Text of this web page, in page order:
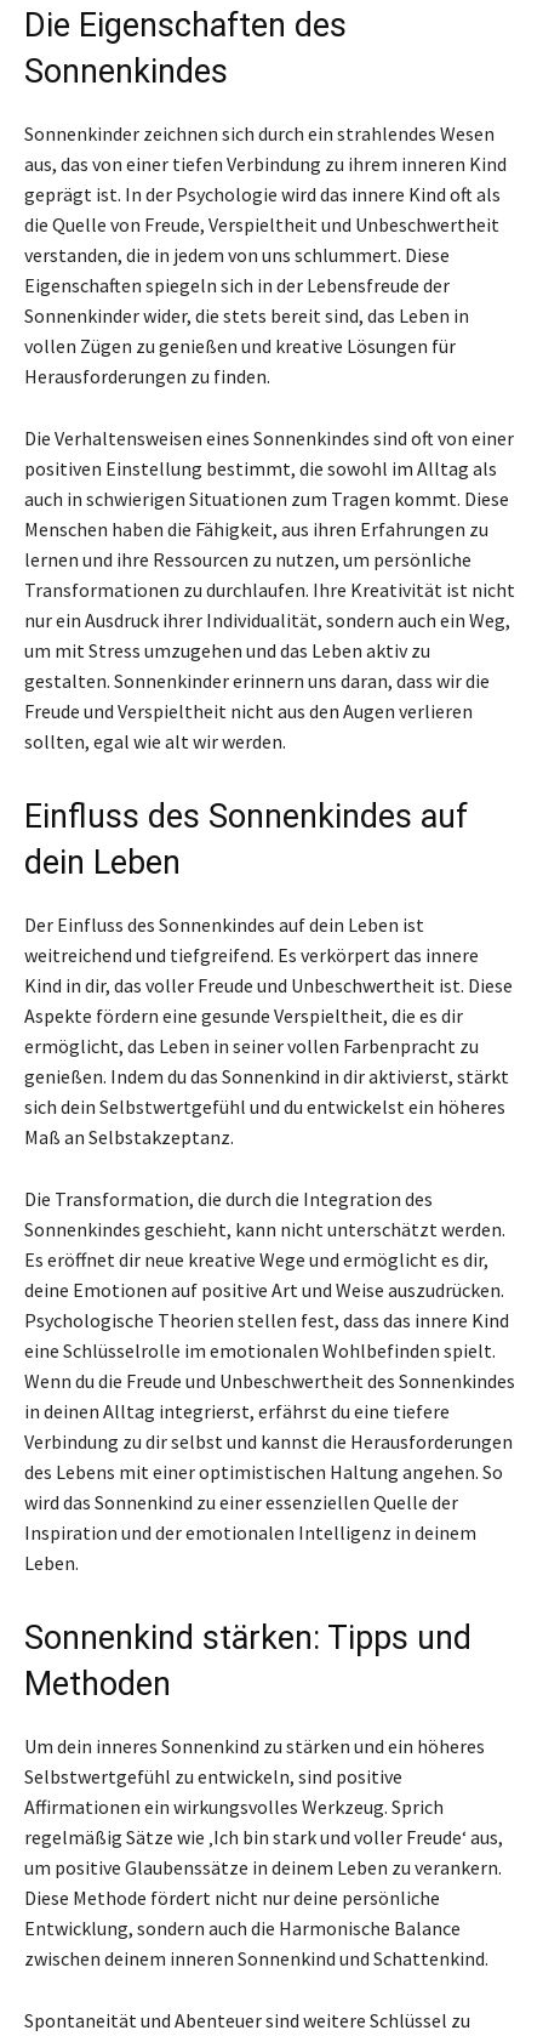
Die Eigenschaften des
Sonnenkindes
Sonnenkinder zeichnen sich durch ein strahlendes Wesen
aus, das von einer tiefen Verbindung zu ihrem inneren Kind
geprägt ist. In der Psychologie wird das innere Kind oft als
die Quelle von Freude, Verspieltheit und Unbeschwertheit
verstanden, die in jedem von uns schlummert. Diese
Eigenschaften spiegeln sich in der Lebensfreude der
Sonnenkinder wider, die stets bereit sind, das Leben in
vollen Zügen zu genießen und kreative Lösungen für
Herausforderungen zu finden.
Die Verhaltensweisen eines Sonnenkindes sind oft von einer
positiven Einstellung bestimmt, die sowohl im Alltag als
auch in schwierigen Situationen zum Tragen kommt. Diese
Menschen haben die Fähigkeit, aus ihren Erfahrungen zu
lernen und ihre Ressourcen zu nutzen, um persönliche
Transformationen zu durchlaufen. Ihre Kreativität ist nicht
nur ein Ausdruck ihrer Individualität, sondern auch ein Weg,
um mit Stress umzugehen und das Leben aktiv zu
gestalten. Sonnenkinder erinnern uns daran, dass wir die
Freude und Verspieltheit nicht aus den Augen verlieren
sollten, egal wie alt wir werden.
Einfluss des Sonnenkindes auf
dein Leben
Der Einfluss des Sonnenkindes auf dein Leben ist
weitreichend und tiefgreifend. Es verkörpert das innere
Kind in dir, das voller Freude und Unbeschwertheit ist. Diese
Aspekte fördern eine gesunde Verspieltheit, die es dir
ermöglicht, das Leben in seiner vollen Farbenpracht zu
genießen. Indem du das Sonnenkind in dir aktivierst, stärkt
sich dein Selbstwertgefühl und du entwickelst ein höheres
Maß an Selbstakzeptanz.
Die Transformation, die durch die Integration des
Sonnenkindes geschieht, kann nicht unterschätzt werden.
Es eröffnet dir neue kreative Wege und ermöglicht es dir,
deine Emotionen auf positive Art und Weise auszudrücken.
Psychologische Theorien stellen fest, dass das innere Kind
eine Schlüsselrolle im emotionalen Wohlbefinden spielt.
Wenn du die Freude und Unbeschwertheit des Sonnenkindes
in deinen Alltag integrierst, erfährst du eine tiefere
Verbindung zu dir selbst und kannst die Herausforderungen
des Lebens mit einer optimistischen Haltung angehen. So
wird das Sonnenkind zu einer essenziellen Quelle der
Inspiration und der emotionalen Intelligenz in deinem
Leben.
Sonnenkind stärken: Tipps und
Methoden
Um dein inneres Sonnenkind zu stärken und ein höheres
Selbstwertgefühl zu entwickeln, sind positive
Affirmationen ein wirkungsvolles Werkzeug. Sprich
regelmäßig Sätze wie ‚Ich bin stark und voller Freude‘ aus,
um positive Glaubenssätze in deinem Leben zu verankern.
Diese Methode fördert nicht nur deine persönliche
Entwicklung, sondern auch die Harmonische Balance
zwischen deinem inneren Sonnenkind und Schattenkind.
Spontaneität und Abenteuer sind weitere Schlüssel zu